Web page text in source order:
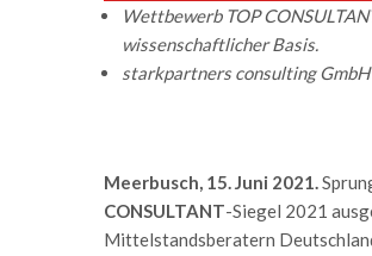
Wettbewerb TOP
wissenschaftlicher Basis.
starkpartnersconsulting
Meerbusch, 15. Juni 2021.
CONSULTANT-Siegel 2021
Mittelstandsberatern